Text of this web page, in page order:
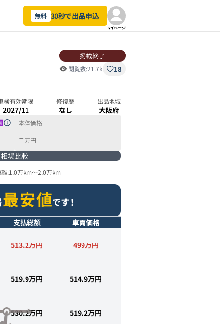
無料 30秒で出品申込
マイページ
掲載終了
閲覧数:21.7k 18
検有効期限
2027/11
修復歴
なし
出品地域
大阪府
本体価格
- 万円
相場比較
離:1.0万km～2.0万km
最安値です！
支払総額 車両価格
513.2万円 499万円
519.9万円 514.9万円
530.2万円 519.2万円